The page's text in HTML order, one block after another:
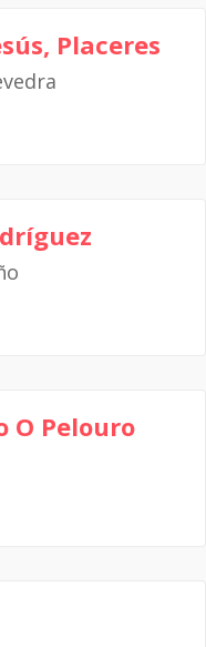
Placeres
O Pelouro